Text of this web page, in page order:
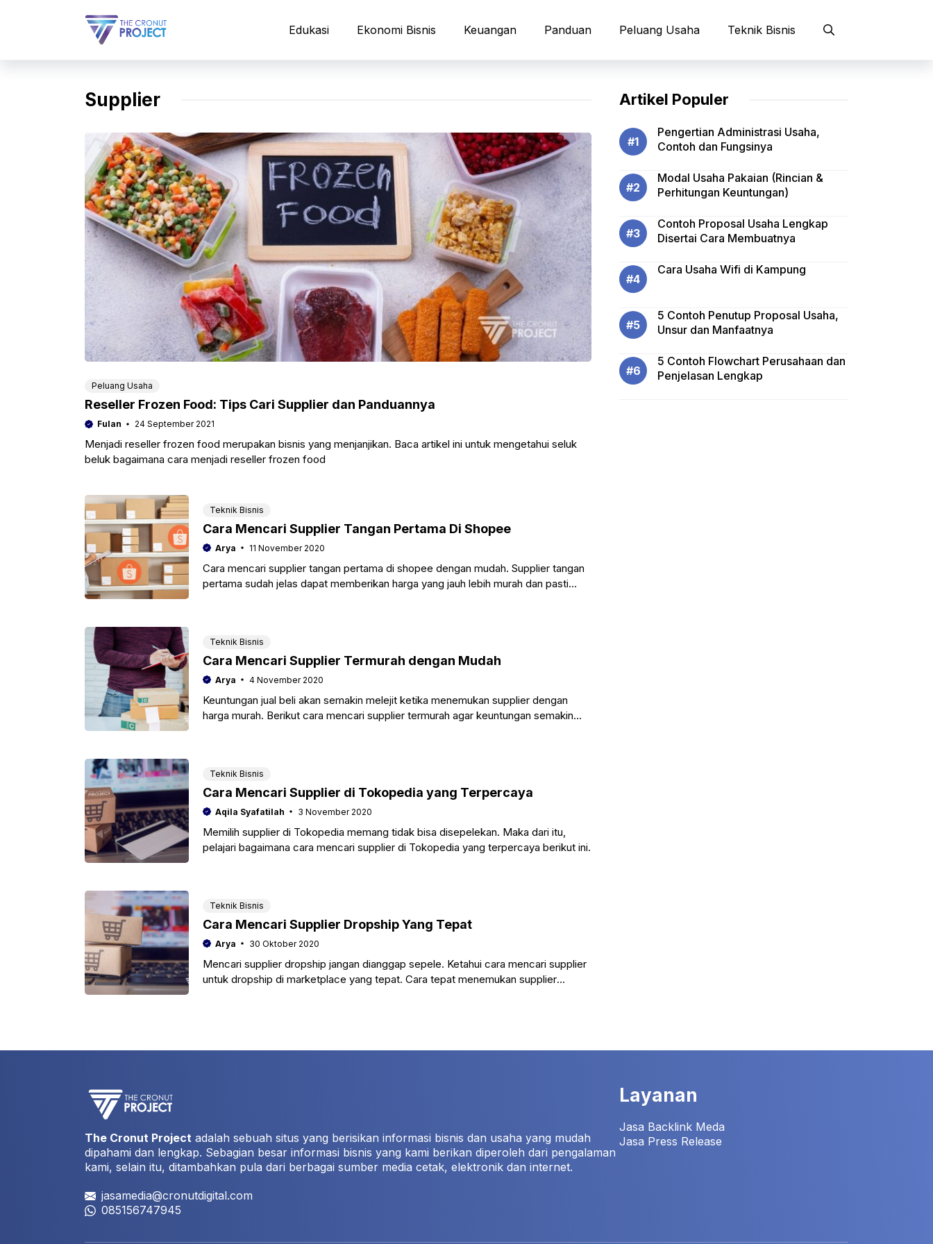
Edukasi Ekonomi Bisnis Keuangan Panduan Peluang Usaha Teknik Bisnis
Supplier
Peluang Usaha
Reseller Frozen Food: Tips Cari Supplier dan Panduannya
Fulan 24 September 2021
Menjadi reseller frozen food merupakan bisnis yang menjanjikan. Baca artikel ini untuk mengetahui seluk
beluk bagaimana cara menjadi reseller frozen food
Teknik Bisnis
Cara Mencari Supplier Tangan Pertama Di Shopee
Arya 11 November 2020
Cara mencari supplier tangan pertama di shopee dengan mudah. Supplier tangan
pertama sudah jelas dapat memberikan harga yang jauh lebih murah dan pasti
Teknik Bisnis
Cara Mencari Supplier Termurah dengan Mudah
Arya 4 November 2020
Keuntungan jual beli akan semakin melejit ketika menemukan supplier dengan
harga murah. Berikut cara mencari supplier termurah agar keuntungan semakin
Teknik Bisnis
Cara Mencari Supplier di Tokopedia yang Terpercaya
Aqila Syafatilah 3 November 2020
Memilih supplier di Tokopedia memang tidak bisa disepelekan. Maka dari itu,
pelajari bagaimana cara mencari supplier di Tokopedia yang terpercaya berikut ini.
Teknik Bisnis
Cara Mencari Supplier Dropship Yang Tepat
Arya 30 Oktober 2020
Mencari supplier dropship jangan dianggap sepele. Ketahui cara mencari supplier
untuk dropship di marketplace yang tepat. Cara tepat menemukan supplier
Artikel Populer
Pengertian Administrasi Usaha,
Contoh dan Fungsinya
Modal Usaha Pakaian (Rincian &
Perhitungan Keuntungan)
Contoh Proposal Usaha Lengkap
Disertai Cara Membuatnya
Cara Usaha Wifi di Kampung
5 Contoh Penutup Proposal Usaha,
Unsur dan Manfaatnya
5 Contoh Flowchart Perusahaan dan
Penjelasan Lengkap
The Cronut Project adalah sebuah situs yang berisikan informasi bisnis dan usaha yang mudah
dipahami dan lengkap. Sebagian besar informasi bisnis yang kami berikan diperoleh dari pengalaman
kami, selain itu, ditambahkan pula dari berbagai sumber media cetak, elektronik dan internet.
jasamedia@cronutdigital.com
085156747945
Layanan
Jasa Backlink Meda
Jasa Press Release